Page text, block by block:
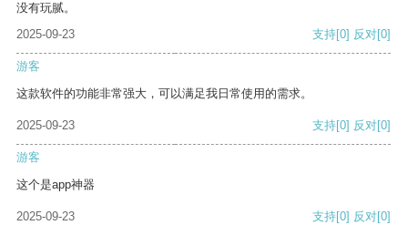
没有玩腻。
2025-09-23
支持[0] 反对[0]
游客
这款软件的功能非常强大，可以满足我日常使用的需求。
2025-09-23 支持[0] 反对[0]
游客
这个是app神器
2025-09-23 支持[0] 反对[0]